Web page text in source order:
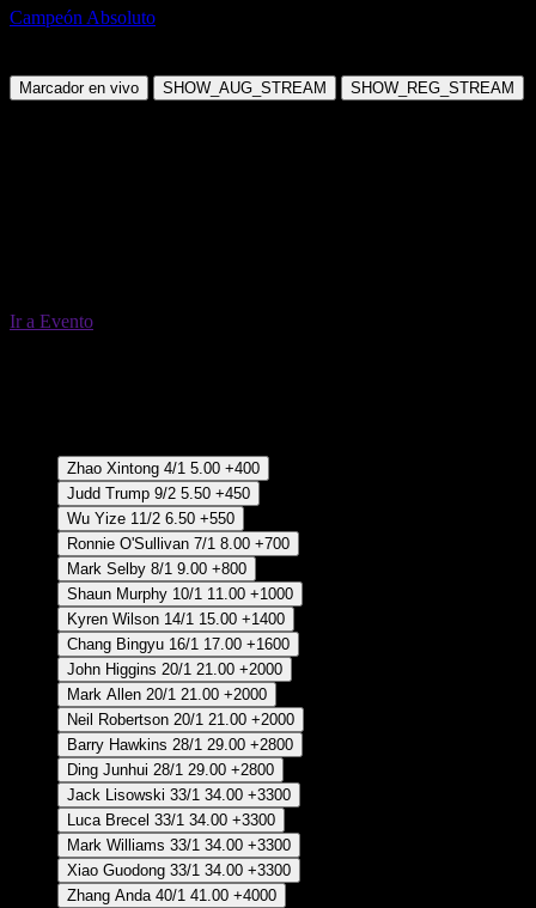
Campeón Absoluto
Marcador en vivo SHOW_AUG_STREAM SHOW_REG_STREAM
Ir a Evento
Zhao Xintong 4/1 5.00 +400
Judd Trump 9/2 5.50 +450
Wu Yize 11/2 6.50 +550
Ronnie O'Sullivan 7/1 8.00 +700
Mark Selby 8/1 9.00 +800
Shaun Murphy 10/1 11.00 +1000
Kyren Wilson 14/1 15.00 +1400
Chang Bingyu 16/1 17.00 +1600
John Higgins 20/1 21.00 +2000
Mark Allen 20/1 21.00 +2000
Neil Robertson 20/1 21.00 +2000
Barry Hawkins 28/1 29.00 +2800
Ding Junhui 28/1 29.00 +2800
Jack Lisowski 33/1 34.00 +3300
Luca Brecel 33/1 34.00 +3300
Mark Williams 33/1 34.00 +3300
Xiao Guodong 33/1 34.00 +3300
Zhang Anda 40/1 41.00 +4000